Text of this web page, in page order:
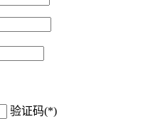
验证码(*)